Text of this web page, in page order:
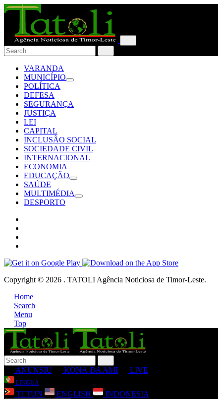
VARANDA
MUNICÍPIO
POLÍTICA
DEFESA
SEGURANÇA
JUSTIÇA
LEI
CAPITAL
INCLUSÃO SOCIAL
SOCIEDADE CIVIL
INTERNACIONAL
ECONOMIA
EDUCAÇÃO
SAÚDE
MULTIMÉDIA
DESPORTO
Copyright © 2026 . TATOLI Agência Noticiosa de Timor-Leste.
Home
Search
Menu
Top
ANUNSIU KONA-BA AMI LIVE
LINGUA
TETUN ENGLISH INDONESIA